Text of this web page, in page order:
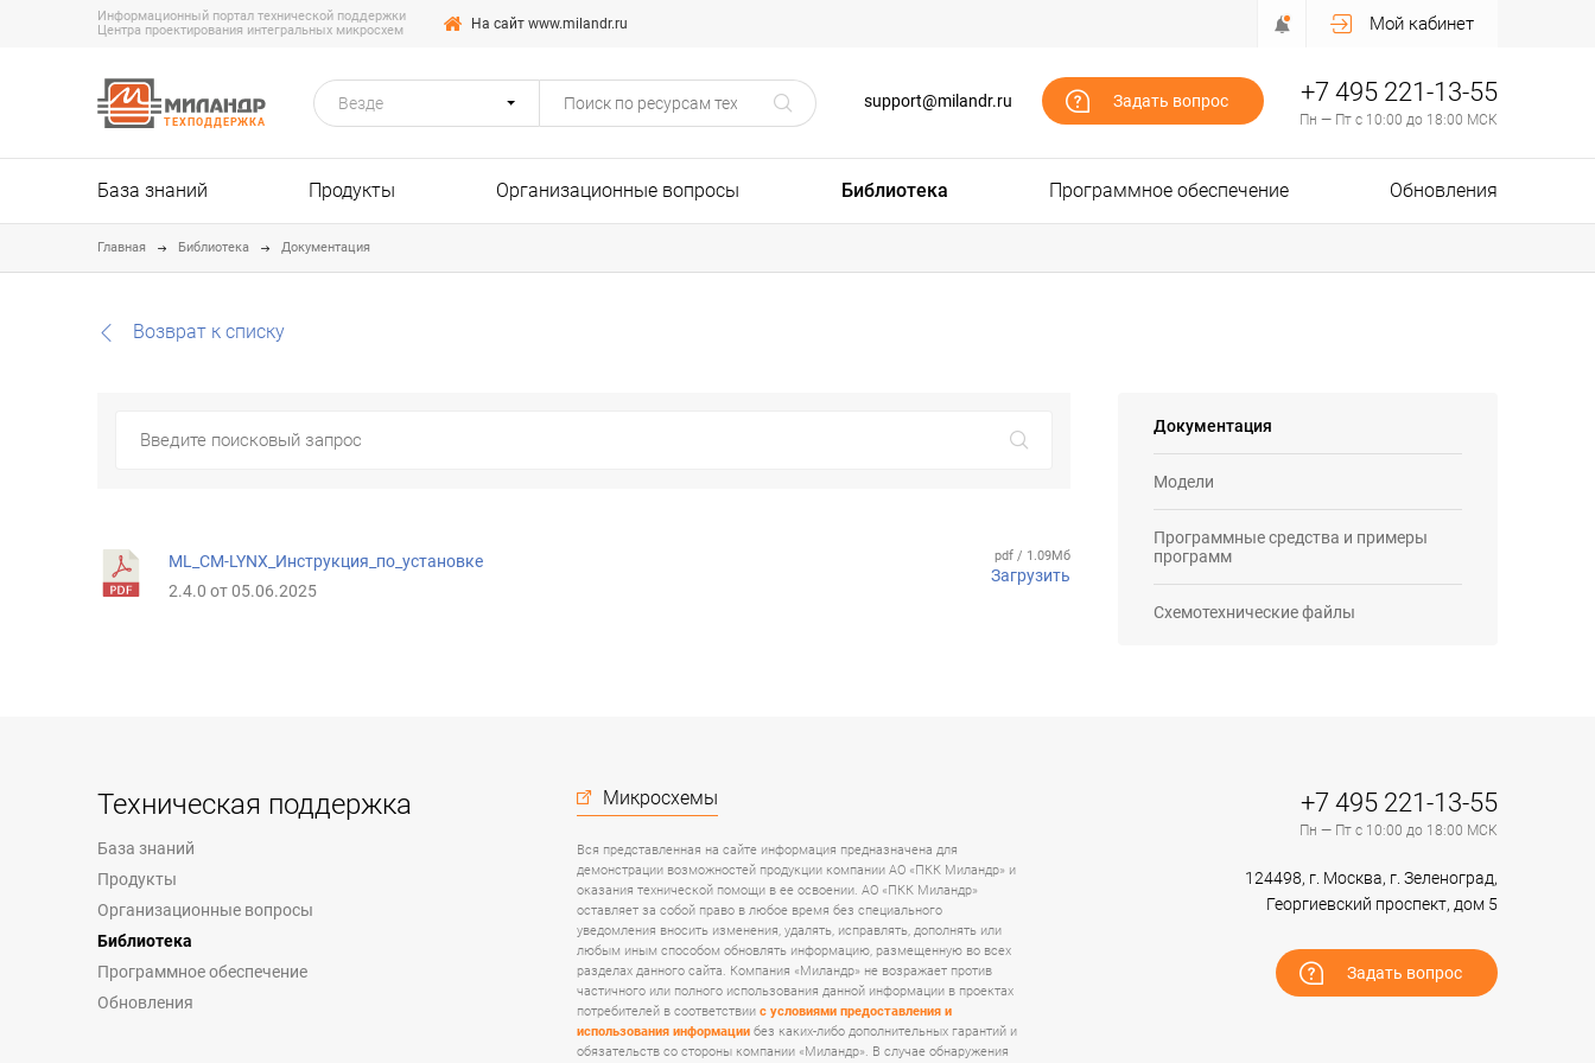
Информационный портал технической поддержки
Центра проектирования интегральных микросхем
На сайт www.milandr.ru Мой кабинет
ТЕХПОДДЕРЖКА
Везде support@milandr.ru Задать вопрос +7 495 221-13-55
Пн — Пт с 10:00 до 18:00 МСК
База знаний Продукты Организационные вопросы Библиотека Программное обеспечение Обновления
Главная Библиотека Документация
Возврат к списку
ML_CM-LYNX_Инструкция_по_установке
2.4.0 от 05.06.2025
pdf / 1.09Мб
Загрузить
Документация
Модели
Программные средства и примеры
программ
Схемотехнические файлы
Техническая поддержка
База знаний
Продукты
Организационные вопросы
Библиотека
Программное обеспечение
Обновления
Микросхемы
Вся представленная на сайте информация предназначена для
демонстрации возможностей продукции компании АО «ПКК Миландр» и
оказания технической помощи в ее освоении. АО «ПКК Миландр»
оставляет за собой право в любое время без специального
уведомления вносить изменения, удалять, исправлять, дополнять или
любым иным способом обновлять информацию, размещенную во всех
разделах данного сайта. Компания «Миландр» не возражает против
частичного или полного использования данной информации в проектах
потребителей в соответствии с условиями предоставления и
использования информации без каких-либо дополнительных гарантий и
обязательств со стороны компании «Миландр». В случае обнаружения
+7 495 221-13-55
Пн — Пт с 10:00 до 18:00 МСК
124498, г. Москва, г. Зеленоград,
Георгиевский проспект, дом 5
Задать вопрос